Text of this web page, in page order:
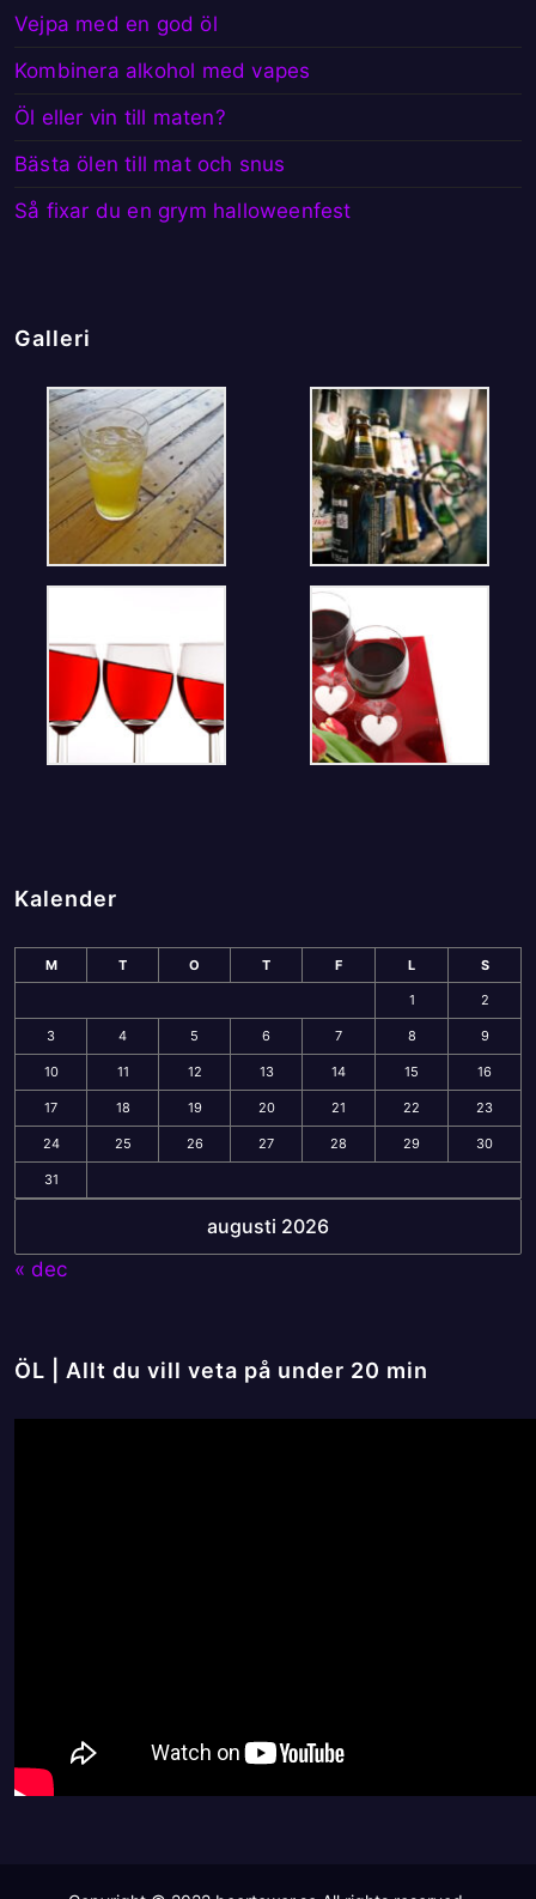
Vejpa med en god öl
Kombinera alkohol med vapes
Öl eller vin till maten?
Bästa ölen till mat och snus
Så fixar du en grym halloweenfest
Galleri
Kalender
augusti 2026
M T O T F L S
1 2
3 4 5 6 7 8 9
10 11 12 13 14 15 16
17 18 19 20 21 22 23
24 25 26 27 28 29 30
31
« dec
ÖL | Allt du vill veta på under 20 min